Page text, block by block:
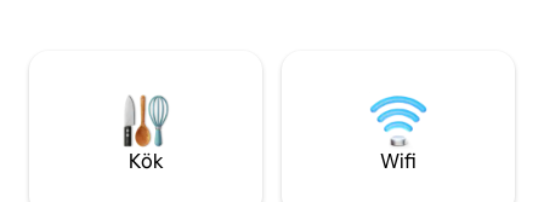
diskmaskin till ert förfogande. Villa
trädgård finns också för eftermiddag
eller kväll vila.
kaféer och restauranger.
den högsta nivån
Kök Wifi